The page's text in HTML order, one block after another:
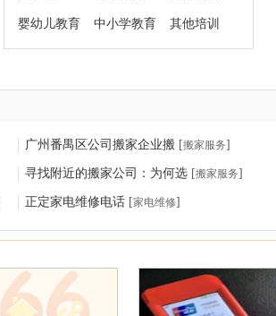
婴幼儿教育 中小学教育 其他培训
广州番禺区公司搬家企业搬[搬家服务]
寻找附近的搬家公司：为何选[搬家服务]
正定家电维修电话[家电维修]